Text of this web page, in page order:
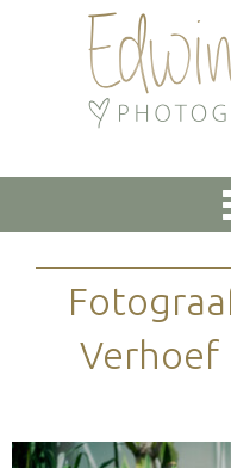
Verhoef